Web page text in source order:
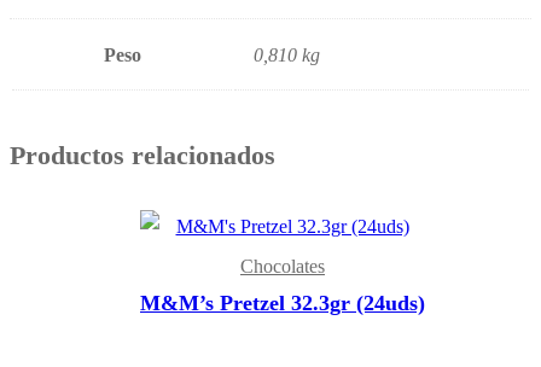
Peso 0,810 kg
Productos relacionados
Chocolates
M&M’s Pretzel 32.3gr (24uds)